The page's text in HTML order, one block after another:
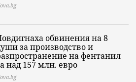
обвинения на 8
за производство и
на фентанил
над 157 млн. евро